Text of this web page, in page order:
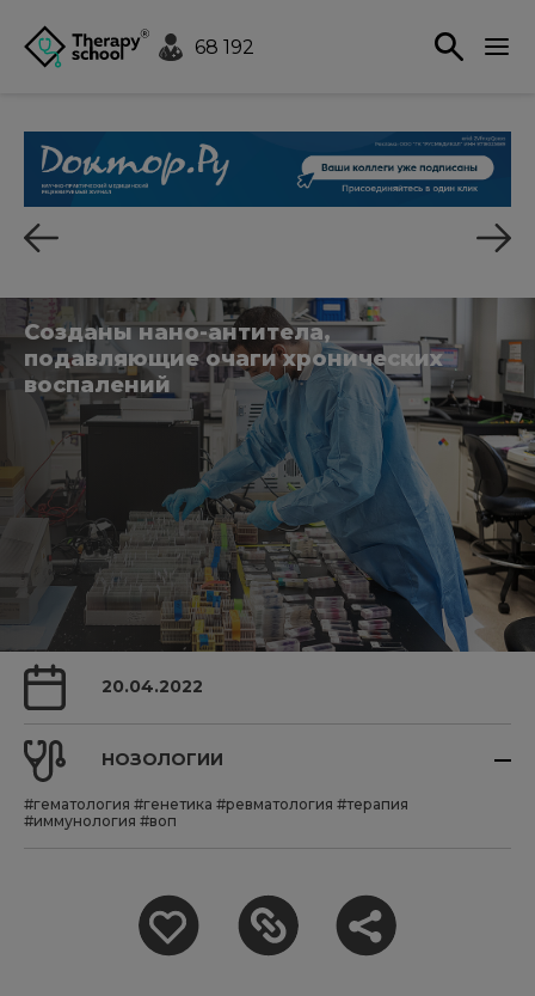
68 192
Созданы нано-антитела,
подавляющие очаги хронических
воспалений
20.04.2022
НОЗОЛОГИИ
#гематология #генетика #ревматология #терапия
#иммунология #воп